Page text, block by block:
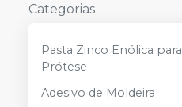
Categorias
Pasta Zinco Enólica para
Prótese
Adesivo de Moldeira